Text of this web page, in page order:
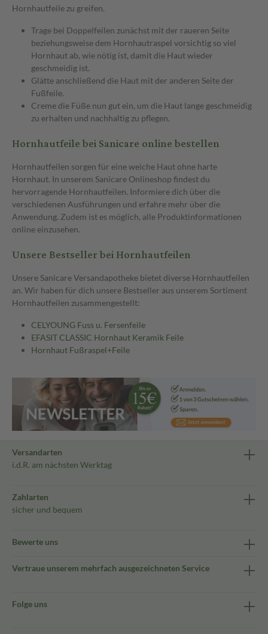
Hornhautfeile zu greifen.
Trage bei Doppelfeilen zunächst mit der raueren Seite
beziehungsweise dem Hornhautraspel vorsichtig so viel
Hornhaut ab, wie nötig ist, damit die Haut wieder
geschmeidig ist.
Glätte anschließend die Haut mit der anderen Seite der
Fußfeile.
Creme die Füße nun gut ein, um die Haut lange geschmeidig
zu erhalten und nachhaltig zu pflegen.
Hornhautfeile bei Sanicare online bestellen
Hornhautfeilen sorgen für eine weiche Haut ohne harte
Hornhaut. In unserem Sanicare Onlineshop findest du
hervorragende Hornhautfeilen. Informiere dich über die
verschiedenen Ausführungen und erfahre mehr über die
Anwendung. Zudem ist es möglich, alle Produktinformationen
online einzusehen.
Unsere Bestseller bei Hornhautfeilen
Unsere Sanicare Versandapotheke bietet diverse Hornhautfeilen
an. Wir haben für dich unsere Bestseller aus unserem Sortiment
Hornhautfeilen zusammengestellt:
CELYOUNG Fuss u. Fersenfeile
EFASIT CLASSIC Hornhaut Keramik Feile
Hornhaut Fußraspel+Feile
Versandarten
i.d.R. am nächsten Werktag
Zahlarten
sicher und bequem
Bewerte uns
Vertraue unserem mehrfach ausgezeichneten Service
Folge uns